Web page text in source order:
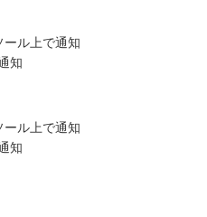
ル上で通知
知
ル上で通知
知